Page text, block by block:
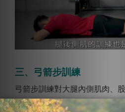
三、弓箭步訓練
弓箭步訓練對大腿內側肌肉、
本動作可以搭配TRX懸掛繩進行